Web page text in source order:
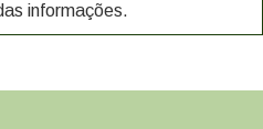
informações.